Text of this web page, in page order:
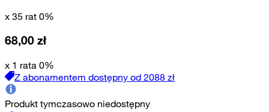
x 35 rat 0%
68,00 zł
x 1 rata 0%
Z abonamentem dostępny od 2088 zł
Produkt tymczasowo niedostępny